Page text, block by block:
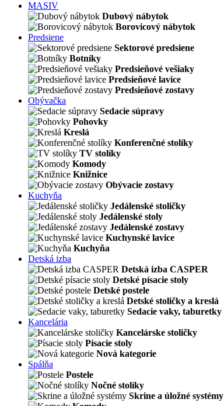
MASIV
Dubový nábytok
Borovicový nábytok
Predsiene
Sektorové predsiene
Botníky
Predsieňové vešiaky
Predsieňové lavice
Predsieňové zostavy
Obývačka
Sedacie súpravy
Pohovky
Kreslá
Konferenčné stolíky
TV stolíky
Komody
Knižnice
Obývacie zostavy
Kuchyňa
Jedálenské stoličky
Jedálenské stoly
Jedálenské zostavy
Kuchynské lavice
Kuchyňa
Detská izba
Detská izba CASPER
Detské písacie stoly
Detské postele
Detské stoličky a kreslá
Sedacie vaky, taburetky
Kancelária
Kancelárske stoličky
Písacie stoly
Nová kategorie
Spálňa
Postele
Nočné stolíky
Skrine a úložné systémy